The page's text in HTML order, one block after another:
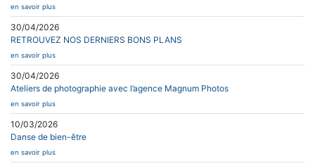
en savoir plus
30/04/2026
RETROUVEZ NOS DERNIERS BONS PLANS
en savoir plus
30/04/2026
Ateliers de photographie avec l’agence Magnum Photos
en savoir plus
10/03/2026
Danse de bien-être
en savoir plus